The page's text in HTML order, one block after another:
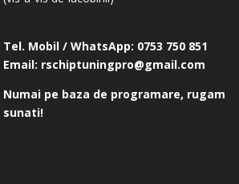
Tel. Mobil / WhatsApp: 0753 750 851
Email: rschiptuningpro@gmail.com
Numai pe baza de programare, rugam
sunati!